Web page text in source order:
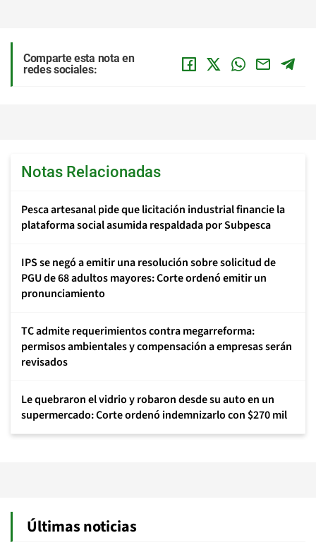
Comparte esta nota en
redes sociales:
Notas Relacionadas
Pesca artesanal pide que licitación industrial financie la
plataforma social asumida respaldada por Subpesca
IPS se negó a emitir una resolución sobre solicitud de
PGU de 68 adultos mayores: Corte ordenó emitir un
pronunciamiento
TC admite requerimientos contra megarreforma:
permisos ambientales y compensación a empresas serán
revisados
Le quebraron el vidrio y robaron desde su auto en un
supermercado: Corte ordenó indemnizarlo con $270 mil
Últimas noticias